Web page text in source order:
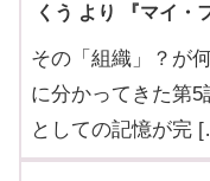
くう より 『マイ・
その「組織」？が
に分かってきた第
としての記憶が完